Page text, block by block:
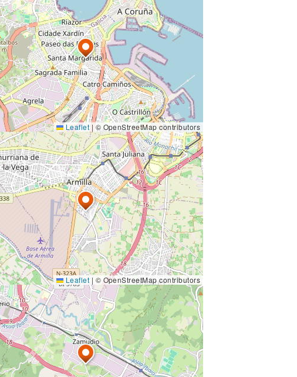
Leaflet | © OpenStreetMap contributors
Leaflet | © OpenStreetMap contributors